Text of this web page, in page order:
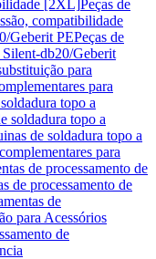
[2XL]Peças de
compatibilidade
Geberit PEPeças de
Silent-db20/Geberit
para
para
topo a
soldadura topo a
de soldadura topo a
para
de processamento de
de processamento de
de
para Acessórios
de